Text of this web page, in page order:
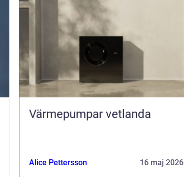
Värmepumpar vetlanda
Alice Pettersson 16 maj 2026